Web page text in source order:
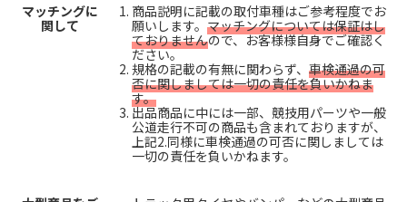
マッチングに
関して
商品説明に記載の取付車種はご参考程度でお
願いします。 マッチングについては保証はし
ておりませんので、お客様様自身でご確認く
ださい。
規格の記載の有無に関わらず、 車検通過の可
否に関しましては一切の責任を負いかねま
す。
出品商品に中には一部、競技用パーツや一般
公道走行不可の商品も含まれておりますが、
上記2.同様に車検通過の可否に関しましては
一切の責任を負いかねます。